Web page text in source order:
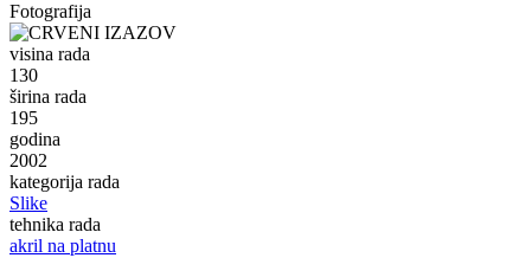
Fotografija
visina rada
130
širina rada
195
godina
2002
kategorija rada
Slike
tehnika rada
akril na platnu